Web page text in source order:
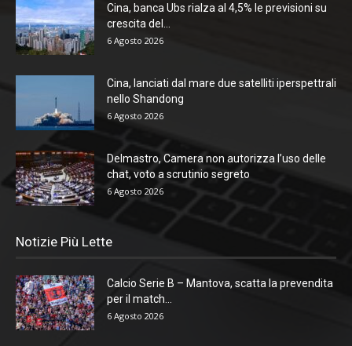
Cina, banca Ubs rialza al 4,5% le previsioni su
crescita del...
6 Agosto 2026
Cina, lanciati dal mare due satelliti iperspettrali
nello Shandong
6 Agosto 2026
Delmastro, Camera non autorizza l’uso delle
chat, voto a scrutinio segreto
6 Agosto 2026
Notizie Più Lette
Calcio Serie B – Mantova, scatta la prevendita
per il match...
6 Agosto 2026